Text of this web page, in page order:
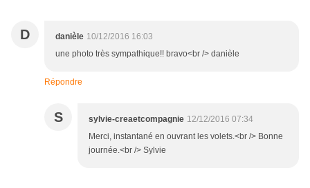
D danièle 10/12/2016 16:03
une photo très sympathique!! bravo<br /> danièle
Répondre
S sylvie-creaetcompagnie 12/12/2016 07:34
Merci, instantané en ouvrant les volets.<br /> Bonne
journée.<br /> Sylvie